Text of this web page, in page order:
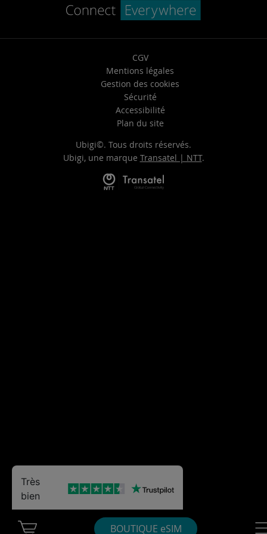
BOUTIQUE eSIM
CGV
Mentions légales
Gestion des cookies
Sécurité
Accessibilité
Plan du site
Ubigi©. Tous droits réservés.
Ubigi, une marque Transatel | NTT.
Très
bien